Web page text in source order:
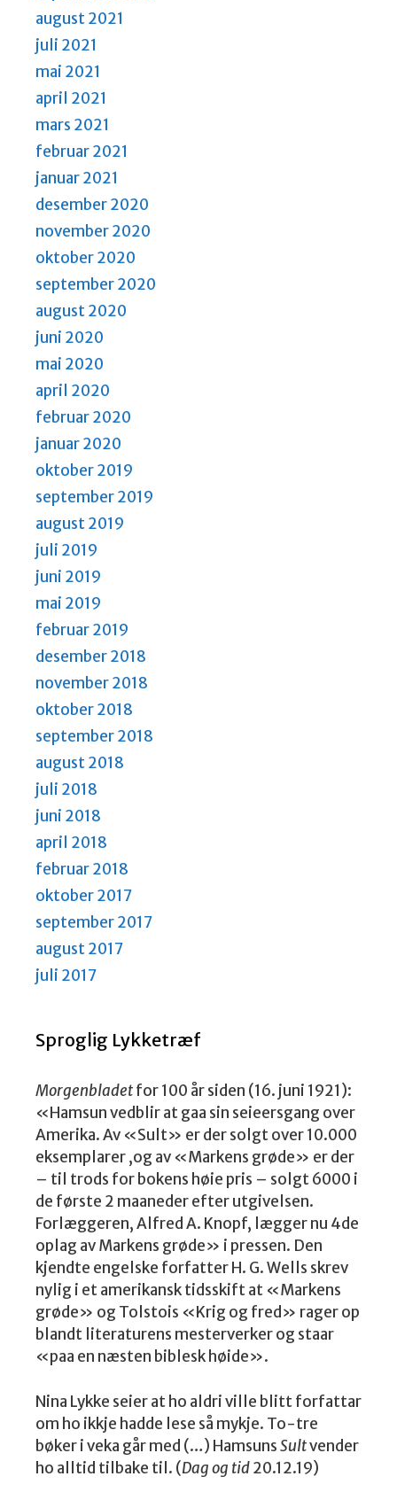
august 2021
juli 2021
mai 2021
april 2021
mars 2021
februar 2021
januar 2021
desember 2020
november 2020
oktober 2020
september 2020
august 2020
juni 2020
mai 2020
april 2020
februar 2020
januar 2020
oktober 2019
september 2019
august 2019
juli 2019
juni 2019
mai 2019
februar 2019
desember 2018
november 2018
oktober 2018
september 2018
august 2018
juli 2018
juni 2018
april 2018
februar 2018
oktober 2017
september 2017
august 2017
juli 2017
Sproglig Lykketræf
Morgenbladetfor 100 år siden (16. juni 1921):
«Hamsun vedblir at gaa sin seieersgang over
Amerika. Av «Sult» er der solgt over 10.000
eksemplarer ,og av «Markens grøde» er der
– til trods for bokens høie pris – solgt 6000 i
de første 2 maaneder efter utgivelsen.
Forlæggeren, Alfred A. Knopf, lægger nu 4de
oplag av Markens grøde» i pressen. Den
kjendte engelske forfatter H. G. Wells skrev
nylig i et amerikansk tidsskift at «Markens
grøde» og Tolstois «Krig og fred» rager op
blandt literaturens mesterverker og staar
«paa en næsten biblesk høide».
Nina Lykke seier at ho aldri ville blitt forfattar
om ho ikkje hadde lese så mykje. To-tre
bøker i veka går med (…) HamsunsSultvender
ho alltid tilbake til. (Dag og tid20.12.19)